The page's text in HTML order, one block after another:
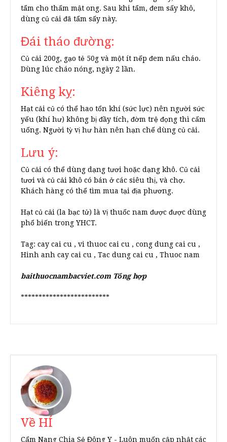
tẩm cho thấm mật ong. Sau khi tẩm, đem sấy khô,
dùng củ cải đã tẩm sấy này.
Đái tháo đường:
Củ cải 200g, gạo tẻ 50g và một ít nếp đem nấu cháo.
Dùng lúc cháo nóng, ngày 2 lần.
Kiêng kỵ:
Hạt cải củ có thể hao tổn khí (sức lực) nên người sức
yếu (khí hư) không bị đầy tích, đờm trệ đọng thì cấm
uống. Người tỳ vị hư hàn nên hạn chế dùng củ cải.
Lưu ý:
Củ cải có thể dùng dạng tươi hoặc dạng khô. Củ cải
tươi và củ cải khô có bán ở các siêu thị, và chợ.
Khách hàng có thể tìm mua tại địa phương.
Hạt củ cải (la bạc tử) là vị thuốc nam được được dùng
phổ biến trong YHCT.
Tag: cay cai cu , vi thuoc cai cu , cong dung cai cu ,
Hinh anh cay cai cu , Tac dung cai cu , Thuoc nam
baithuocnambacviet.com Tổng hợp
*************************
Về HÍ
Cẩm Nang Chia Sẻ Đông Y - Luôn muốn cập nhật các